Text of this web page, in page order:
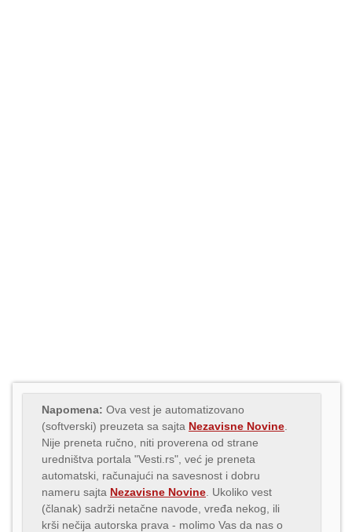
Napomena: Ova vest je automatizovano
(softverski) preuzeta sa sajta Nezavisne Novine
Nije preneta ručno, niti proverena od strane
uredništva portala "Vesti.rs", već je preneta
automatski, računajući na savesnost i dobru
nameru sajta Nezavisne Novine . Ukoliko vest
(članak) sadrži netačne navode, vređa nekog, ili
krši nečija autorska prava - molimo Vas da nas o